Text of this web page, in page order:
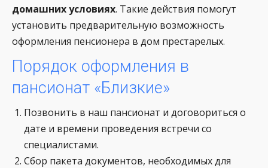
домашних условиях. Такие действия помогут
установить предварительную возможность
оформления пенсионера в дом престарелых.
Порядок оформления в
пансионат «Близкие»
Позвонить в наш пансионат и договориться о
дате и времени проведения встречи со
специалистами.
Сбор пакета документов, необходимых для